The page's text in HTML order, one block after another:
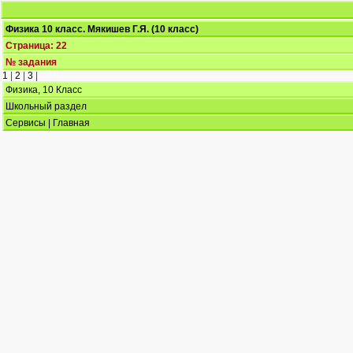
Физика 10 класс. Мякишев Г.Я. (10 класс)
Страница: 22
№ задания
1
2 3
Физика, 10 Класс
Школьный раздел
Сервисы
Главная